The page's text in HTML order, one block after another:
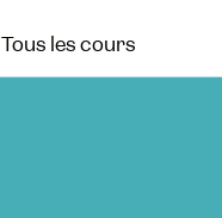
Tous les cours